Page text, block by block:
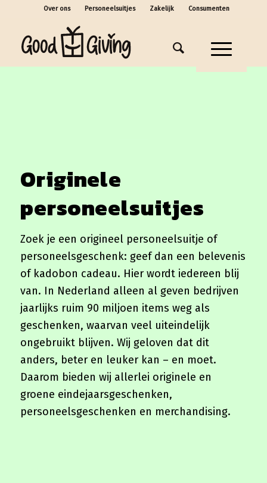
Over ons Personeelsuitjes Zakelijk Consumenten
Originele
personeelsuitjes
Zoek je een origineel personeelsuitje of
personeelsgeschenk: geef dan een belevenis
of kadobon cadeau. Hier wordt iedereen blij
van. In Nederland alleen al geven bedrijven
jaarlijks ruim 90 miljoen items weg als
geschenken, waarvan veel uiteindelijk
ongebruikt blijven. Wij geloven dat dit
anders, beter en leuker kan – en moet.
Daarom bieden wij allerlei originele en
groene eindejaarsgeschenken,
personeelsgeschenken en merchandising.